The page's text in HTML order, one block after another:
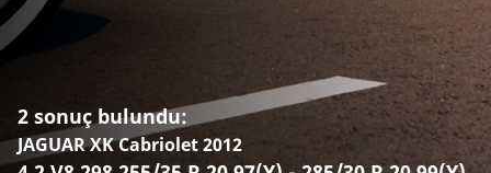
2 sonuç bulundu:
JAGUAR XK Cabriolet 2012